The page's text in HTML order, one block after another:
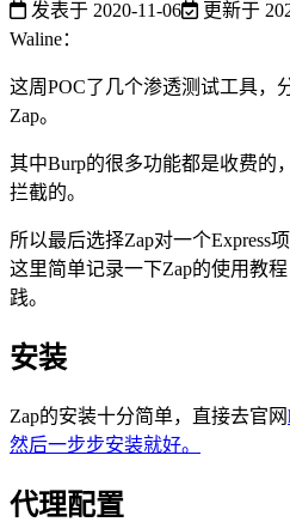
发表于 2020-11-06 更新于
Waline：
这周POC了几个渗透测试工具，
Zap。
其中Burp的很多功能都是收费的
拦截的。
所以最后选择Zap对一个Express
这里简单记录一下Zap的使用教
践。
安装
Zap的安装十分简单，直接去官网
然后一步步安装就好。
代理配置